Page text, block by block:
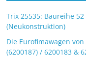
Trix 25535: Baureihe
(Neukonstruktion)
Die Eurofimawagen
(6200187) / 6200183 &